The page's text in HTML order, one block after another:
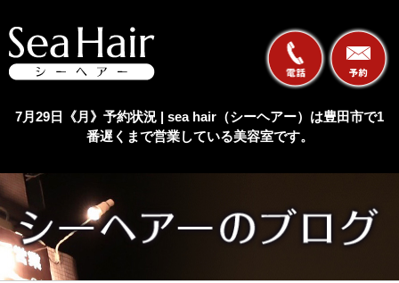
7月29日《月》予約状況 | sea hair（シーヘアー）は豊田市で1
番遅くまで営業している美容室です。